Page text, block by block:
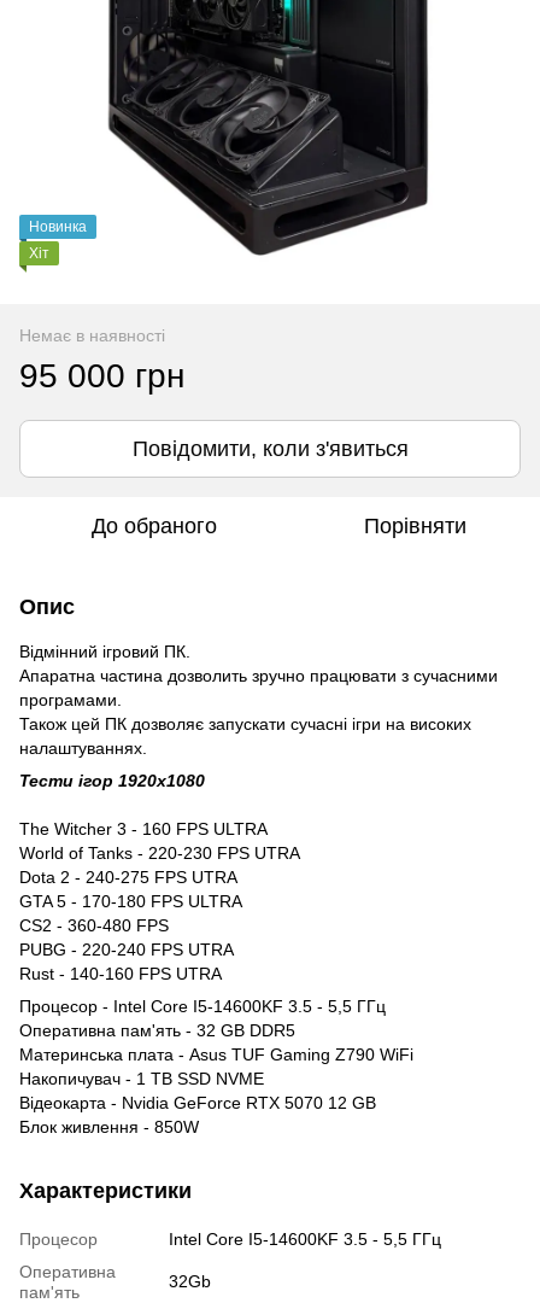
Новинка
Хіт
Немає в наявності
95 000 грн
Повідомити, коли з'явиться
До обраного Порівняти
Опис
Відмінний ігровий ПК.
Апаратна частина дозволить зручно працювати з сучасними
програмами.
Також цей ПК дозволяє запускати сучасні ігри на високих
налаштуваннях.
Тести ігор 1920x1080
The Witcher 3 - 160 FPS ULTRA
World of Tanks - 220-230 FPS UTRA
Dota 2 - 240-275 FPS UTRA
GTA 5 - 170-180 FPS ULTRA
CS2 - 360-480 FPS
PUBG - 220-240 FPS UTRA
Rust - 140-160 FPS UTRA
Процесор - Intel Core I5-14600KF 3.5 - 5,5 ГГц
Оперативна пам'ять - 32 GB DDR5
Материнська плата - Asus TUF Gaming Z790 WiFi
Накопичувач - 1 TB SSD NVME
Відеокарта - Nvidia GeForce RTX 5070 12 GB
Блок живлення - 850W
Характеристики
Процесор
Intel Core I5-14600KF 3.5 - 5,5 ГГц
Оперативна
пам'ять
32Gb